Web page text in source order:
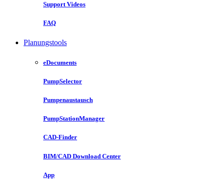
Support Videos
FAQ
Planungstools
eDocuments
PumpSelector
Pumpenaustausch
PumpStationManager
CAD-Finder
BIM/CAD Download Center
App